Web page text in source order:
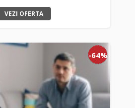
VEZI OFERTA
-64%